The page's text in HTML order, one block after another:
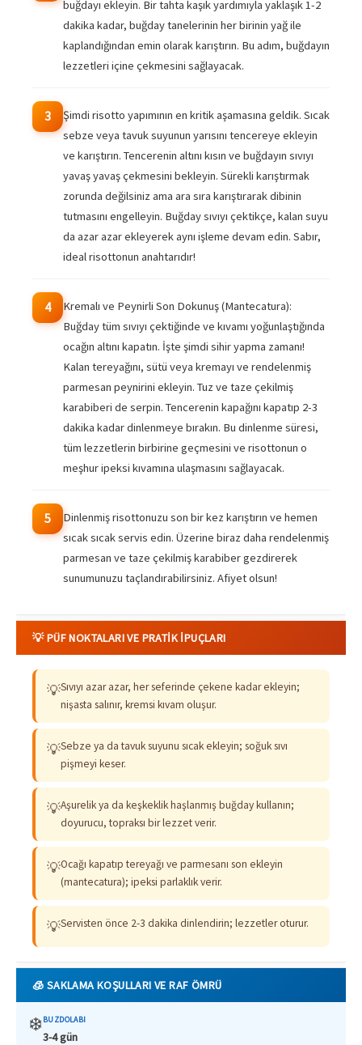
buğdayı ekleyin. Bir tahta kaşık yardımıyla yaklaşık 1-2
dakika kadar, buğday tanelerinin her birinin yağ ile
kaplandığından emin olarak karıştırın. Bu adım, buğdayın
lezzetleri içine çekmesini sağlayacak.
3
Şimdi risotto yapımının en kritik aşamasına geldik. Sıcak
sebze veya tavuk suyunun yarısını tencereye ekleyin
ve karıştırın. Tencerenin altını kısın ve buğdayın sıvıyı
yavaş yavaş çekmesini bekleyin. Sürekli karıştırmak
zorunda değilsiniz ama ara sıra karıştırarak dibinin
tutmasını engelleyin. Buğday sıvıyı çektikçe, kalan suyu
da azar azar ekleyerek aynı işleme devam edin. Sabır,
ideal risottonun anahtarıdır!
4
Kremalı ve Peynirli Son Dokunuş (Mantecatura):
Buğday tüm sıvıyı çektiğinde ve kıvamı yoğunlaştığında
ocağın altını kapatın. İşte şimdi sihir yapma zamanı!
Kalan tereyağını, sütü veya kremayı ve rendelenmiş
parmesan peynirini ekleyin. Tuz ve taze çekilmiş
karabiberi de serpin. Tencerenin kapağını kapatıp 2-3
dakika kadar dinlenmeye bırakın. Bu dinlenme süresi,
tüm lezzetlerin birbirine geçmesini ve risottonun o
meşhur ipeksi kıvamına ulaşmasını sağlayacak.
5
Dinlenmiş risottonuzu son bir kez karıştırın ve hemen
sıcak sıcak servis edin. Üzerine biraz daha rendelenmiş
parmesan ve taze çekilmiş karabiber gezdirerek
sunumunuzu taçlandırabilirsiniz. Afiyet olsun!
💡 PÜF NOKTALARI VE PRATIK İPUÇLARI
💡Sıvıyı azar azar, her seferinde çekene kadar ekleyin;
nişasta salınır, kremsi kıvam oluşur.
💡Sebze ya da tavuk suyunu sıcak ekleyin; soğuk sıvı
pişmeyi keser.
💡Aşurelik ya da keşkeklik haşlanmış buğday kullanın;
doyurucu, topraksı bir lezzet verir.
💡Ocağı kapatıp tereyağı ve parmesanı son ekleyin
(mantecatura); ipeksi parlaklık verir.
💡Servisten önce 2-3 dakika dinlendirin; lezzetler oturur.
🧊 SAKLAMA KOŞULLARI VE RAF ÖMRÜ
❄️BUZDOLABI
3-4 gün